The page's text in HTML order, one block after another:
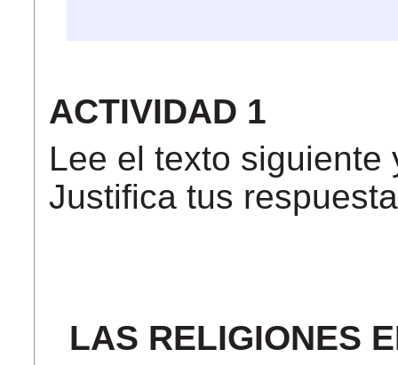
ACTIVIDAD 1
Lee el texto
Justifica tus
LAS RELIGIONES